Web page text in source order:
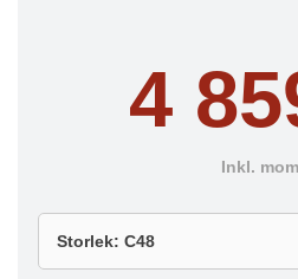
4
Inkl.